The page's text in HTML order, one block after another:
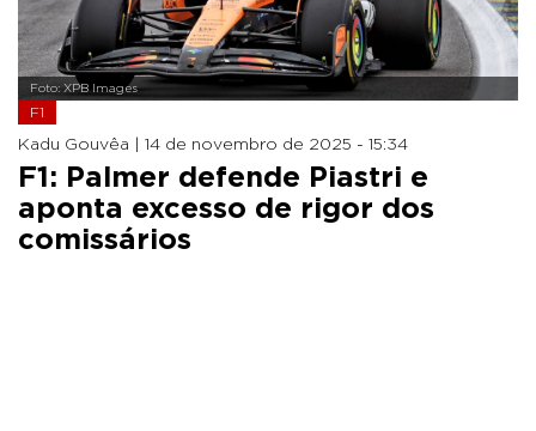
Foto: XPB Images
F1
Kadu Gouvêa | 14 de novembro de 2025 - 15:34
F1: Palmer defende Piastri e
aponta excesso de rigor dos
comissários